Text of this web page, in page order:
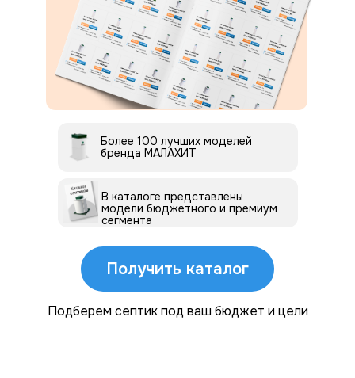
5.0
Спасибо за помощь в выборе!
Пользуемся септиком Малахит —
всё супер.
В каталоге представлены
модели бюджетного и премиум
сегмента
Более 100 лучших моделей
бренда МАЛАХИТ
Получить каталог
Подберем септик под ваш бюджет и цели